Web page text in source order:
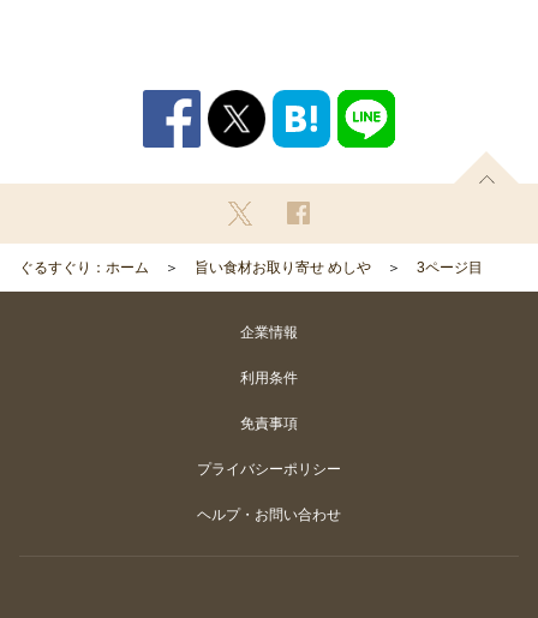
ぐるすぐり：ホーム 旨い食材お取り寄せ めしや 3ページ目
企業情報
利用条件
免責事項
プライバシーポリシー
ヘルプ・お問い合わせ